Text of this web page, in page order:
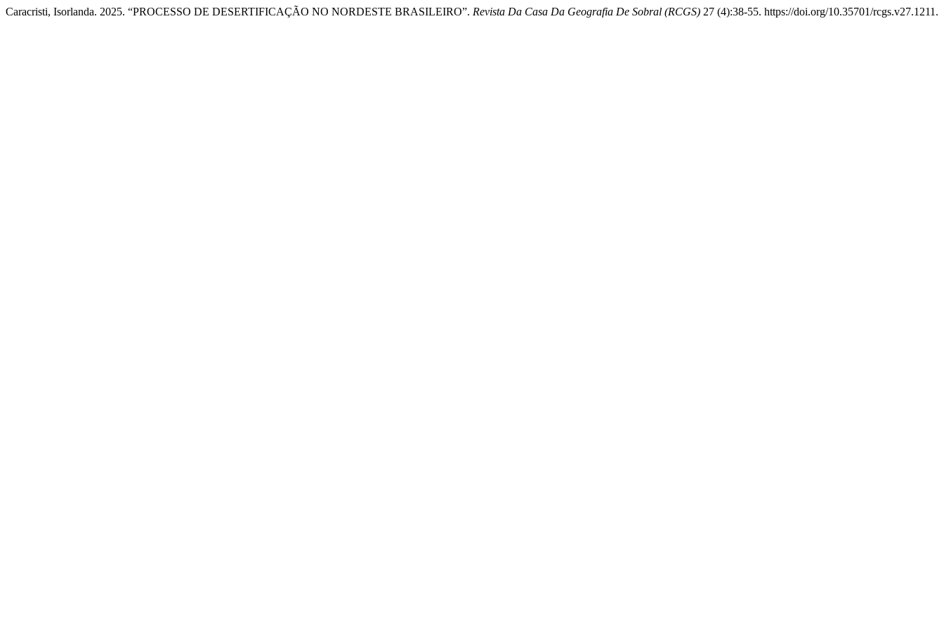
Caracristi, Isorlanda. 2025. “PROCESSO DE DESERTIFICAÇÃO NO NORDESTE BRASILEIRO”. Revista Da Casa Da Geografia De Sobral (RCGS) 27 (4):38-55. https://doi.org/10.35701/rcgs.v27.1211.